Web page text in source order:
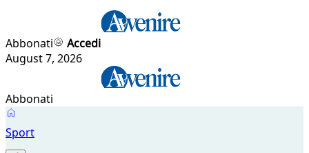
Abbonati
Accedi
August 7, 2026
Abbonati
Sport